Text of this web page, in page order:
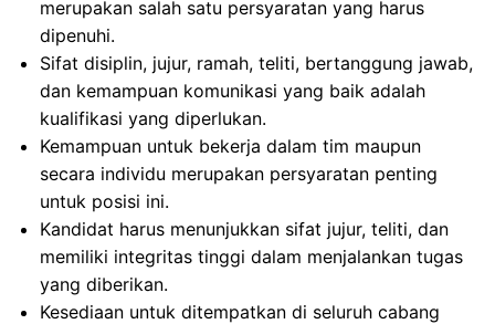
merupakan salah satu persyaratan yang harus
dipenuhi.
Sifat disiplin, jujur, ramah, teliti, bertanggung jawab,
dan kemampuan komunikasi yang baik adalah
kualifikasi yang diperlukan.
Kemampuan untuk bekerja dalam tim maupun
secara individu merupakan persyaratan penting
untuk posisi ini.
Kandidat harus menunjukkan sifat jujur, teliti, dan
memiliki integritas tinggi dalam menjalankan tugas
yang diberikan.
Kesediaan untuk ditempatkan di seluruh cabang